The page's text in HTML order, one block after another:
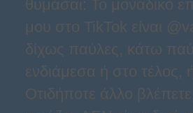
θυμάσαι: Το μοναδικό
μου στο TikTok είναι
δίχως παύλες, κάτω
ενδιάμεσα ή στο τέλος,
Οτιδήποτε άλλο